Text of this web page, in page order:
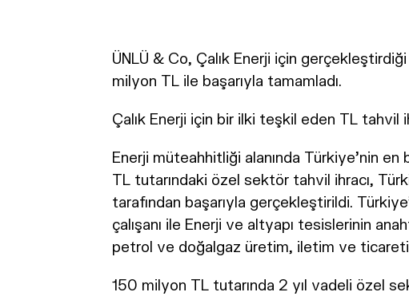
ÜNLÜ & Co, Çalık Enerji için
milyon TL ile başarıyla tamamladı.
Çalık Enerji için bir ilki teşkil eden TL tahvil
Enerji müteahhitliği alanında Türkiye'nin en
TL tutarındaki özel sektör tahvil ihracı,
tarafından başarıyla gerçekleştirildi.
çalışanı ile Enerji ve altyapı tesislerinin
petrol ve doğalgaz üretim, iletim ve
150 milyon TL tutarında 2 yıl vadeli özel